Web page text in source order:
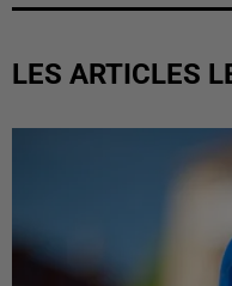
LES ARTICLES